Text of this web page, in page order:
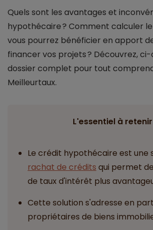
Quels sont les avantages et
hypothécaire ? Comment calculer
vous pourrez bénéficier en apport
financer vos projets ? Découvrez, ci-
dossier complet pour tout
Meilleurtaux.
L'essentiel à retenir
Le crédit hypothécaire est une
rachat de crédits qui permet
de taux d'intérêt plus
Cette solution s'adresse en
propriétaires de biens